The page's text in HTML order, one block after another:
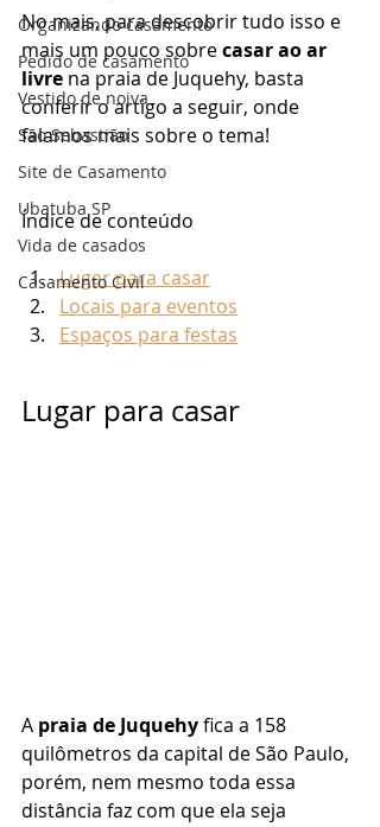
Organizando casamento
Pedido de casamento
Vestido de noiva
São Sebastião
Site de Casamento
Ubatuba SP
Vida de casados
Casamento Civil
No mais, para descobrir tudo isso e
mais um pouco sobre casar ao ar
livre na praia de Juquehy, basta
conferir o artigo a seguir, onde
falamos mais sobre o tema!
Índice de conteúdo
Lugar para casar
Locais para eventos
Espaços para festas
Lugar para casar
A praia de Juquehy fica a 158
quilômetros da capital de São Paulo,
porém, nem mesmo toda essa
distância faz com que ela seja